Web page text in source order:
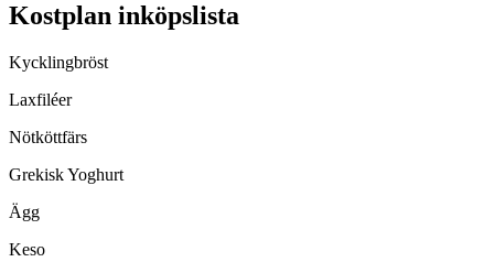
Kostplan inköpslista
Kycklingbröst
Laxfiléer
Nötköttfärs
Grekisk Yoghurt
Ägg
Keso